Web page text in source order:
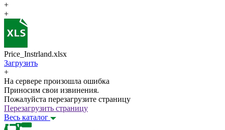
+
+
Price_Instrland.xlsx
Загрузить
+
На сервере произошла ошибка
Приносим свои извинения.
Пожалуйста перезагрузите страницу
Перезагрузить страницу
Весь каталог